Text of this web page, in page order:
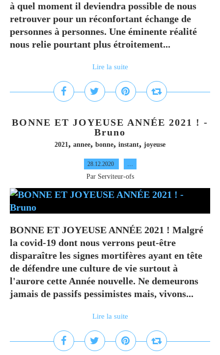
à quel moment il deviendra possible de nous
retrouver pour un réconfortant échange de
personnes à personnes. Une éminente réalité
nous relie pourtant plus étroitement...
Lire la suite
BONNE ET JOYEUSE ANNÉE 2021 ! -
Bruno
2021, annee, bonne, instant, joyeuse
28.12.2020 …
Par Serviteur-ofs
BONNE ET JOYEUSE ANNÉE 2021 ! Malgré
la covid-19 dont nous verrons peut-être
disparaître les signes mortifères ayant en tête
de défendre une culture de vie surtout à
l'aurore cette Année nouvelle. Ne demeurons
jamais de passifs pessimistes mais, vivons...
Lire la suite